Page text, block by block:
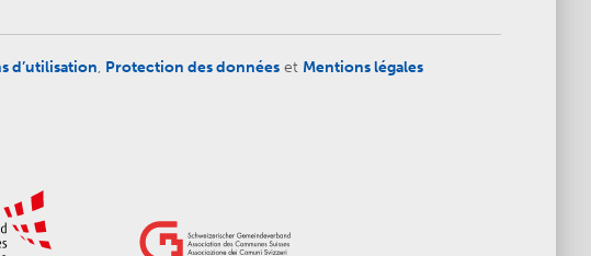
d’utilisation, Protection des données et Mentions légales